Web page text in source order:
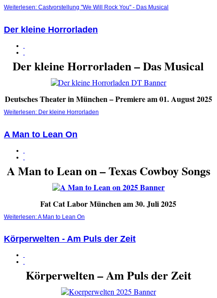
Weiterlesen: Castvorstellung "We Will Rock You" - Das Musical
Der kleine Horrorladen
Der kleine Horrorladen – Das Musical
Deutsches Theater in München – Premiere am 01. August 2025
Weiterlesen: Der kleine Horrorladen
A Man to Lean On
A Man to Lean on – Texas Cowboy Songs
Fat Cat Labor München am 30. Juli 2025
Weiterlesen: A Man to Lean On
Körperwelten - Am Puls der Zeit
Körperwelten – Am Puls der Zeit